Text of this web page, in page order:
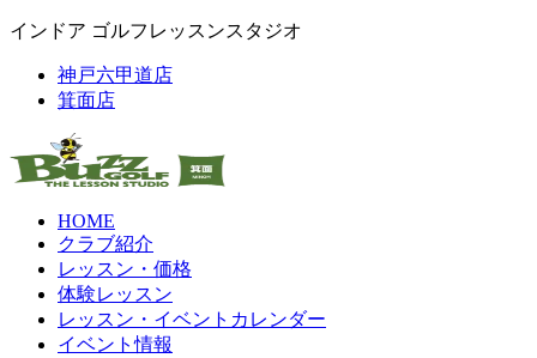
インドア ゴルフレッスンスタジオ
神戸六甲道店
箕面店
HOME
クラブ紹介
レッスン・価格
体験レッスン
レッスン・イベントカレンダー
イベント情報